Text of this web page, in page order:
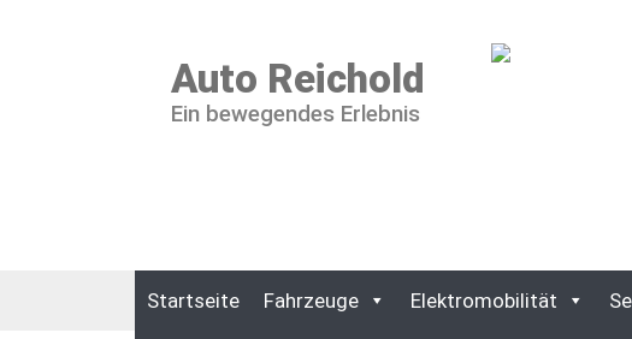
Auto Reichold
Ein bewegendes Erlebnis
Startseite Fahrzeuge Elektromobilität